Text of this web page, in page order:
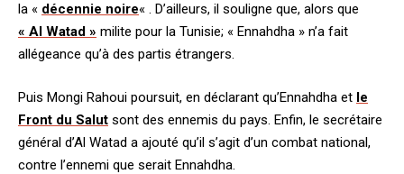
la « décennie noire« . D’ailleurs, il souligne que, alors que
« Al Watad » milite pour la Tunisie; « Ennahdha » n’a fait
allégeance qu’à des partis étrangers.
Puis Mongi Rahoui poursuit, en déclarant qu’Ennahdha et le
Front du Salut sont des ennemis du pays. Enfin, le secrétaire
général d’Al Watad a ajouté qu’il s’agit d’un combat national,
contre l’ennemi que serait Ennahdha.